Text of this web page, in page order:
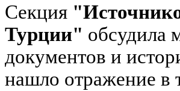
Секция
Турции" обсудила
документов и
нашло отражение в